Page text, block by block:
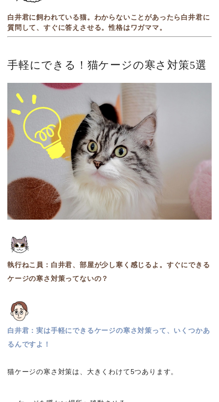
白井君に飼われている猫。わからないことがあったら白井君に
質問して、すぐに答えさせる。性格はワガママ。
手軽にできる！猫ケージの寒さ対策5選
執行ねこ員：白井君、部屋が少し寒く感じるよ。すぐにできる
ケージの寒さ対策ってないの？
白井君：実は手軽にできるケージの寒さ対策って、いくつかあ
るんですよ！
猫ケージの寒さ対策は、大きくわけて5つあります。